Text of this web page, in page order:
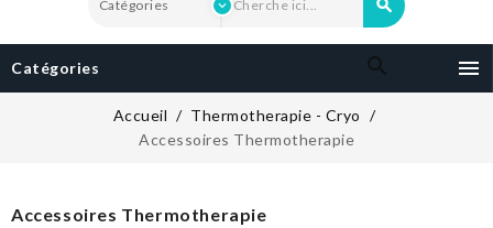

Catégories 
Accueil
Thermotherapie - Cryo
Accessoires Thermotherapie
Accessoires Thermotherapie